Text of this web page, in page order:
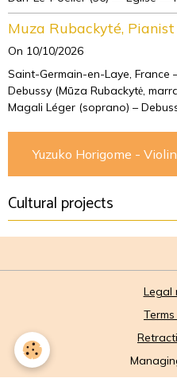
Muza Rubackyté, Pianist
On 10/10/2026
Saint-Germain-en-Laye, France
Debussy (Mūza Rubackytė,
Magali Léger (soprano) –
Yuzuko Horigome - Violin
Cultural projects
Legal